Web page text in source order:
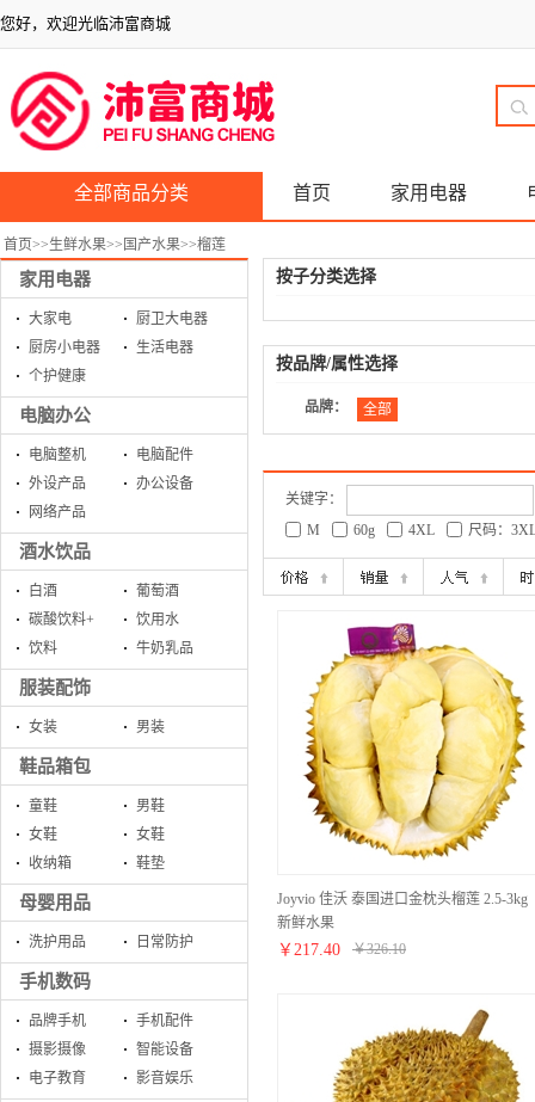
您好，欢迎光临沛富商城
全部商品分类 首页 家用电器
首页>>生鲜水果>> 国产水果>>榴莲
家用电器
大家电
厨卫大电器
厨房小电器
生活电器
个护健康
电脑办公
电脑整机
电脑配件
外设产品
办公设备
网络产品
酒水饮品
白酒
葡萄酒
碳酸饮料+
饮用水
饮料
牛奶乳品
服装配饰
女装 男装
鞋品箱包
童鞋
男鞋
女鞋
女鞋
收纳箱
鞋垫
母婴用品
洗护用品 日常防护
手机数码
品牌手机
手机配件
摄影摄像
智能设备
电子教育
影音娱乐
按子分类选择
按品牌/属性选择
品牌： 全部
关键字：
M
60g 4XL 尺码：
Joyvio 佳沃 泰国进口金枕头榴莲 2.5-3kg
新鲜水果
￥ 217.40 ￥326.10